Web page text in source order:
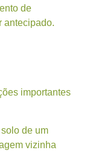
de
antecipado.
importantes
de um
vizinha